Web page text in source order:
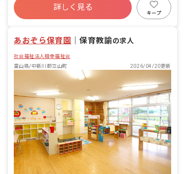
クラス 33名／職員2名 ■教育・保育理
念 高原福祉会は、入所する児童の最善の
「生きる喜び」を感じられることを目指
ぬくもりの教育・保育で心豊かに・・・
退職金制度
残業少なめ
詳しく見る
キープ
あおぞら保育園 ｜保育教諭の求人
社会福祉法人相幸福祉会
富山県/中新川郡立山町
2026/04/20更新